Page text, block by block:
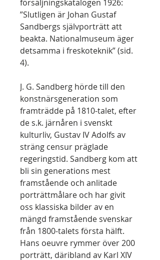
försäljningskatalogen 1926:
”Slutligen är Johan Gustaf
Sandbergs självporträtt att
beakta. Nationalmuseum äger
detsamma i freskoteknik” (sid.
4).
J. G. Sandberg hörde till den
konstnärsgeneration som
framträdde på 1810-​talet, efter
de s.k. järnåren i svenskt
kulturliv, Gustav IV Adolfs av
sträng censur präglade
regeringstid. Sandberg kom att
bli sin generations mest
framstående och anlitade
porträttmålare och har givit
oss klassiska bilder av en
mängd framstående svenskar
från 1800-talets första hälft.
Hans oeuvre rymmer över 200
porträtt, däribland av Karl XIV